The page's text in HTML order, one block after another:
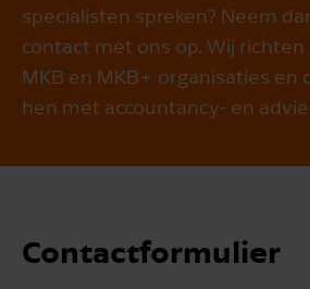
specialisten spreken? Neem
contact met ons op. Wij richten
MKB en MKB+ organisaties en
hen met accountancy- en
Contact­formulier